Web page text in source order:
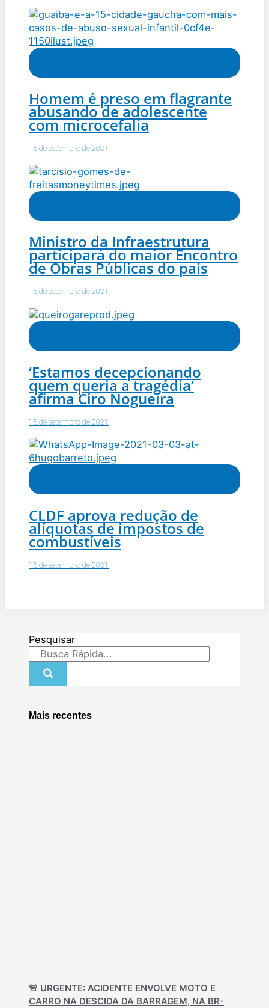
Homem é preso em flagrante
abusando de adolescente
com microcefalia
15 de setembro de 2021
Ministro da Infraestrutura
participará do maior Encontro
de Obras Públicas do país
15 de setembro de 2021
‘Estamos decepcionando
quem queria a tragédia’
afirma Ciro Nogueira
15 de setembro de 2021
CLDF aprova redução de
alíquotas de impostos de
combustíveis
15 de setembro de 2021
Pesquisar
Mais recentes
🚨 URGENTE: ACIDENTE ENVOLVE MOTO E
CARRO NA DESCIDA DA BARRAGEM, NA BR-